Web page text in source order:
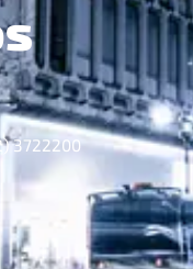
3722200